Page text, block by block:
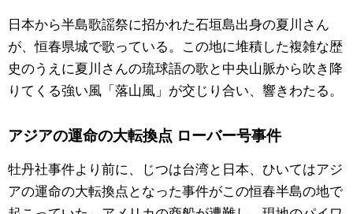
日本から半島歌謡祭に招かれた石垣島出身の夏川さん
が、恒春県城で歌っている。この地に堆積した複雑な歴
史のうえに夏川さんの琉球語の歌と中央山脈から吹き降
りてくる強い風「落山風」が交じり合い、響きわたる。
アジアの運命の大転換点 ローバー号事件
牡丹社事件より前に、じつは台湾と日本、ひいてはアジ
アの運命の大転換点となった事件がこの恒春半島の地で